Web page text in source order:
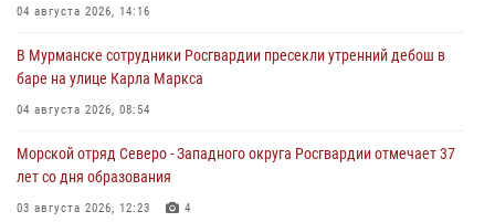
04 августа 2026, 14:16
В Мурманске сотрудники Росгвардии пресекли утренний дебош в
баре на улице Карла Маркса
04 августа 2026, 08:54
Морской отряд Северо - Западного округа Росгвардии отмечает 37
лет со дня образования
03 августа 2026, 12:23 4